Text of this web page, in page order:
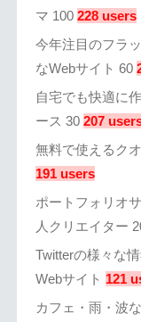
マ 100 228 users
今年注目のフラ
なWebサイト 60
自宅でも快適に
ース 30 207
無料で使えるク
191 users
ポートフォリオ
人クリエイター
Twitterの様々な
Webサイト 121
カフェ・雨・波